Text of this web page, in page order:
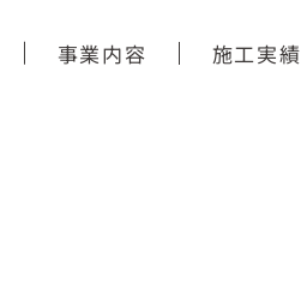
事業内容 施工実績